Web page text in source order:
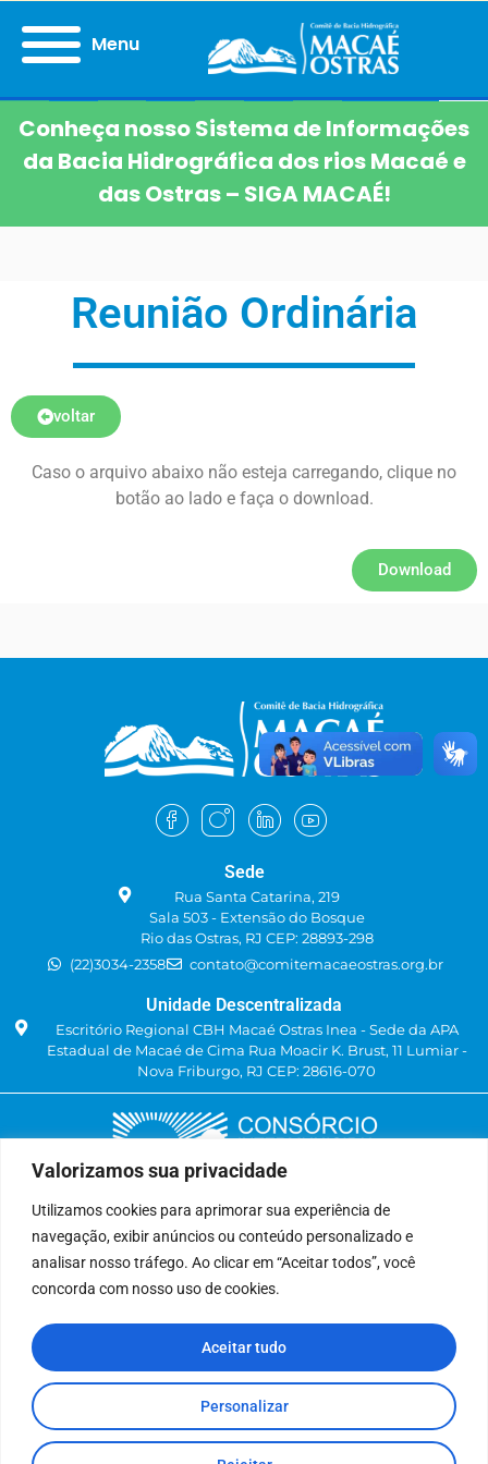
Valorizamos sua privacidade
Utilizamos cookies para aprimorar sua experiência de
navegação, exibir anúncios ou conteúdo personalizado e
analisar nosso tráfego. Ao clicar em “Aceitar todos”, você
concorda com nosso uso de cookies.
Personalizar
Aceitar tudo
Menu
Conheça nosso Sistema de Informações
da Bacia Hidrográfica dos rios Macaé e
das Ostras – SIGA MACAÉ!
Reunião Ordinária
voltar
Caso o arquivo abaixo não esteja carregando, clique no
botão ao lado e faça o download.
Download
Sede
Rua Santa Catarina, 219
Sala 503 - Extensão do Bosque
Rio das Ostras, RJ CEP: 28893-298
(22)3034-2358
contato@comitemacaeostras.org.br
Unidade Descentralizada
Escritório Regional CBH Macaé Ostras Inea - Sede da APA
Estadual de Macaé de Cima Rua Moacir K. Brust, 11 Lumiar -
Nova Friburgo, RJ CEP: 28616-070
Delegatária (CILSJ)
Rua: Avenida Um, n° 01, Lote 01, Quadra 11
Bairro: Jardins de São Pedro
São Pedro da Aldeia, RJ
(22) 9 8841-2358
secretariaexecutiva@cilsj.org.br